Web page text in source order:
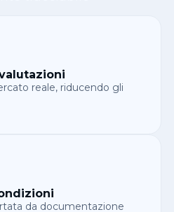
reale, riducendo gli
da documentazione